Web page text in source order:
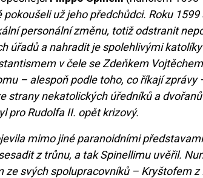
pokoušeli už jeho předchůdci. Roku
personální změnu, totiž odstranit
úřadů a nahradit je spolehlivými
v čele se Zdeňkem
– alespoň podle toho, co říkají zprávy
strany nekatolických úředníků a
pro Rudolfa II. opět krizový.
mimo jiné paranoidními
z trůnu, a tak Spinellimu uvěřil.
ze svých spolupracovníků – Kryštofem z